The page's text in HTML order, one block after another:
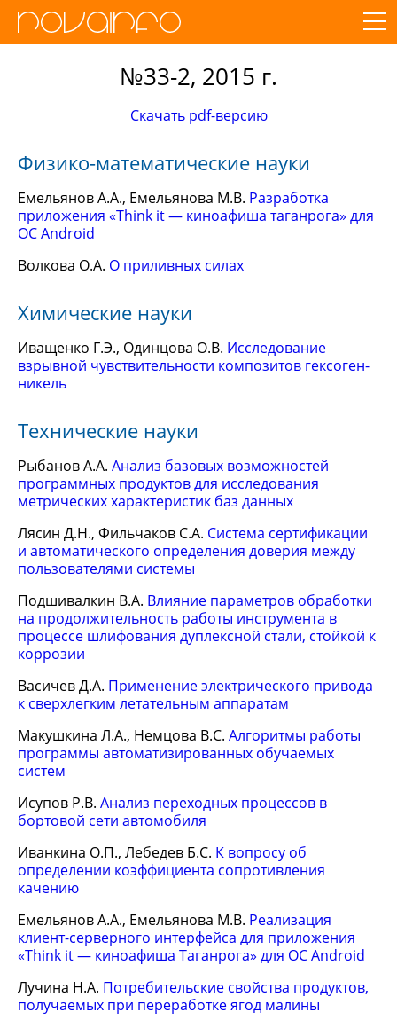
№33-2, 2015 г.
Скачать pdf-версию
Физико-математические науки
Емельянов А.А., Емельянова М.В. Разработка
приложения «Think it — киноафиша таганрога» для
ОС Android
Волкова О.А. О приливных силах
Химические науки
Иващенко Г.Э., Одинцова О.В. Исследование
взрывной чувствительности композитов гексоген-
никель
Технические науки
Рыбанов А.А. Анализ базовых возможностей
программных продуктов для исследования
метрических характеристик баз данных
Лясин Д.Н., Фильчаков С.А. Система сертификации
и автоматического определения доверия между
пользователями системы
Подшивалкин В.А. Влияние параметров обработки
на продолжительность работы инструмента в
процессе шлифования дуплексной стали, стойкой к
коррозии
Васичев Д.А. Применение электрического привода
к сверхлегким летательным аппаратам
Макушкина Л.А., Немцова В.С. Алгоритмы работы
программы автоматизированных обучаемых
систем
Исупов Р.В. Анализ переходных процессов в
бортовой сети автомобиля
Иванкина О.П., Лебедев Б.С. К вопросу об
определении коэффициента сопротивления
качению
Емельянов А.А., Емельянова М.В. Реализация
клиент-серверного интерфейса для приложения
«Think it — киноафиша Таганрога» для ОС Android
Лучина Н.А. Потребительские свойства продуктов,
получаемых при переработке ягод малины